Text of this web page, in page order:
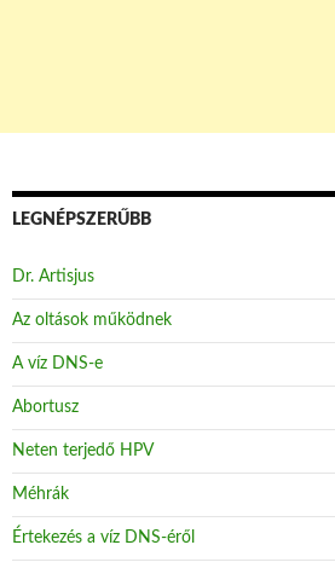
LEGNÉPSZERŰBB
Dr. Artisjus
Az oltások működnek
A víz DNS-e
Abortusz
Neten terjedő HPV
Méhrák
Értekezés a víz DNS-éről